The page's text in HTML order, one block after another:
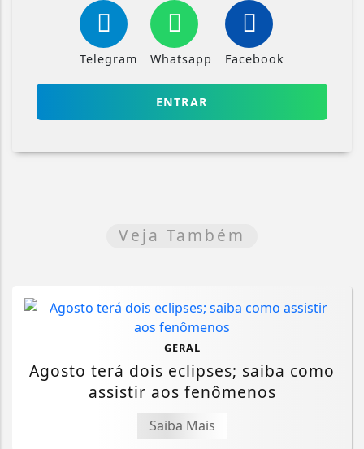
Telegram Whatsapp Facebook
ENTRAR
Veja Também
GERAL
Agosto terá dois eclipses; saiba como
assistir aos fenômenos
Saiba Mais